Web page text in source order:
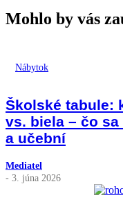
Mohlo by vás
Nábytok
Školské tabule:
vs. biela – čo
a učební
Mediatel
- 3. júna 2026